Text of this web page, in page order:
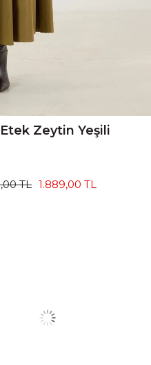
Zeytin Yeşili
TL 1.889,00 TL